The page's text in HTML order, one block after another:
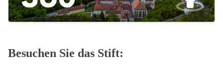
Besuchen Sie das Stift: